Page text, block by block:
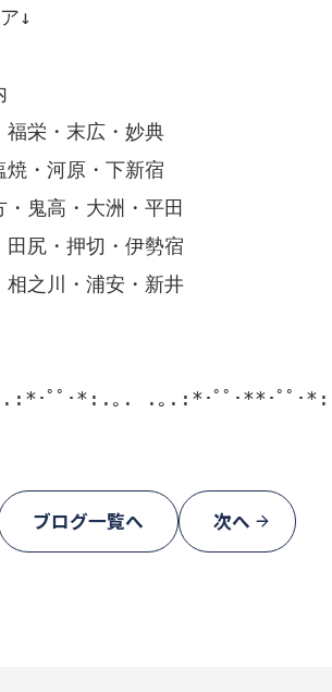
↓
福栄・末広・妙典
焼・河原・下新宿
鬼高・大洲・平田
田尻・押切・伊勢宿
相之川・浦安・新井
･ﾟﾟ･*:.｡. .｡.:*･ﾟﾟ･**･ﾟﾟ･
ブログ一覧へ 次へ